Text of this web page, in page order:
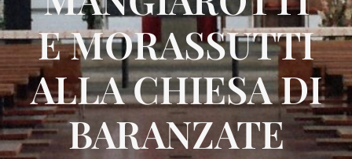
E MORASSUTTI
ALLA CHIESA DI
BARANZATE